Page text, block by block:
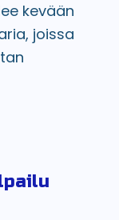
kevään
joissa